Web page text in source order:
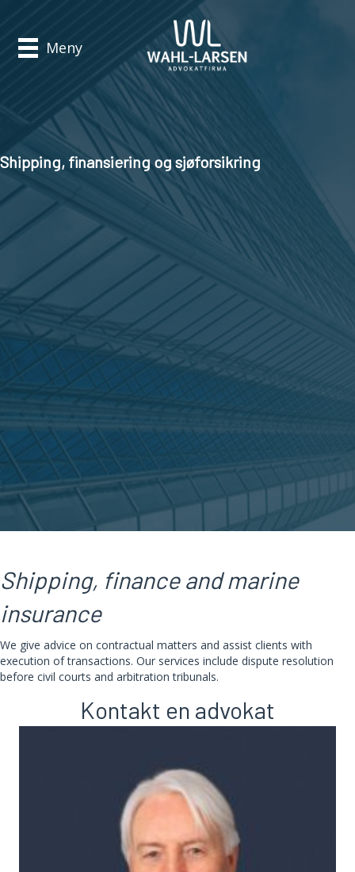
Meny
Shipping, finansiering og sjøforsikring
Shipping, finance and marine
insurance
We give advice on contractual matters and assist clients with
execution of transactions. Our services include dispute resolution
before civil courts and arbitration tribunals.
Kontakt en advokat